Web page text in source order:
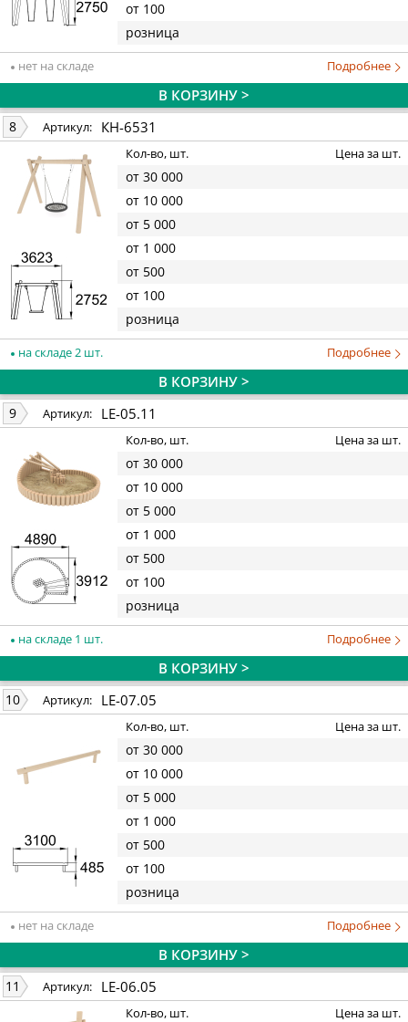
от 100
розница
нет на складе Подробнее
В КОРЗИНУ >
8 Артикул: КН-6531
Кол-во, шт. Цена за шт.
от 30 000
от 10 000
от 5 000
от 1 000
от 500
от 100
розница
на складе 2 шт. Подробнее
В КОРЗИНУ >
9 Артикул: LE-05.11
Кол-во, шт. Цена за шт.
от 30 000
от 10 000
от 5 000
от 1 000
от 500
от 100
розница
на складе 1 шт. Подробнее
В КОРЗИНУ >
10 Артикул: LE-07.05
Кол-во, шт. Цена за шт.
от 30 000
от 10 000
от 5 000
от 1 000
от 500
от 100
розница
нет на складе Подробнее
В КОРЗИНУ >
11 Артикул: LE-06.05
Кол-во, шт. Цена за шт.